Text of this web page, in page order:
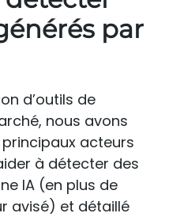
par
d’outils de
nous avons
acteurs
à détecter des
IA (en plus de
avisé) et détaillé